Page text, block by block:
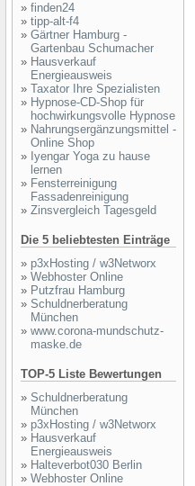
» finden24
» tipp-alt-f4
» Gärtner Hamburg -
Gartenbau Schumacher
» Hausverkauf
Energieausweis
» Taxator Ihre Spezialisten
» Hypnose-CD-Shop für
hochwirkungsvolle Hypnose
» Nahrungsergänzungsmittel -
Online Shop
» Iyengar Yoga zu hause
lernen
» Fensterreinigung
Fassadenreinigung
» Zinsvergleich Tagesgeld
Die 5 beliebtesten Einträge
» p3xHosting / w3Networx
» Webhoster Online
» Putzfrau Hamburg
» Schuldnerberatung
München
» www.corona-mundschutz-
maske.de
TOP-5 Liste Bewertungen
» Schuldnerberatung
München
» p3xHosting / w3Networx
» Hausverkauf
Energieausweis
» Halteverbot030 Berlin
» Webhoster Online